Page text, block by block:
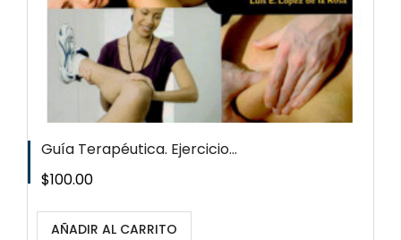
Guía Terapéutica. Ejercicio...
Precio
$100.00
AÑADIR AL CARRITO